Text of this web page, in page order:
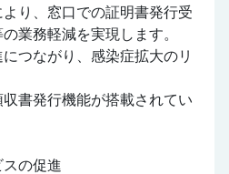
り、窓口での証明書発行受
業務軽減を実現します。
つながり、感染症拡大のリ
書発行機能が搭載されてい
の促進